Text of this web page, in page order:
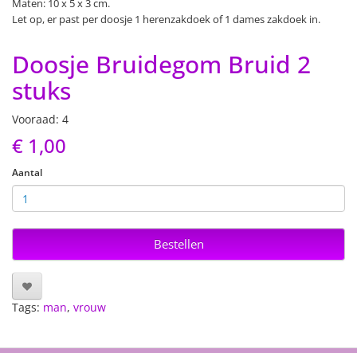
Maten: 10 x 5 x 3 cm.
Let op, er past per doosje 1 herenzakdoek of 1 dames zakdoek in.
Doosje Bruidegom Bruid 2
stuks
Vooraad: 4
€ 1,00
Aantal
Bestellen
Tags: man, vrouw